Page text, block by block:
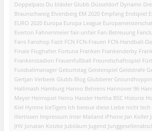
Doppelpass Du bläider Glubb Düsseldorf Dynamo
Braunschweig Elversberg EM 2020 Empfang Endspiel
EURO 2020 Europa Europa League
Everton Fahnenmeier fair-unfair Fan-Betreuung
Fans Fanshop Fazit FCN FCN-Frauen FCN-Handball-
Finale Flughafen Fortuna Franken Frankenderby
Frankenstadion Frauenfußball Freundschaftsspiel
Fussballmanager Geburtstag Geisterspiel Geldstrafe
Gertjan Verbeek Glubb-Blog Glubberer
Hallimash Hamburg Hanno Behrens Hannover 96
Meyer Heimspiel Heino Hassler Hertha BSC Historie
Kiel Hymne IceTigers Ich bereue diese Liebe nicht
Illertissen Impressum Inter Mailand iPhone Jan Koller
JHV Jonatan Kotzke Jubiläum Jugend